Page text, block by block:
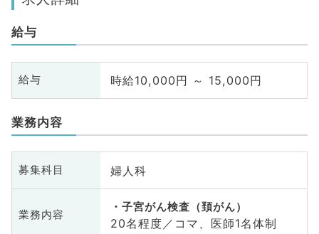
給与
給与 時給10,000円 ～ 15,000円
業務内容
募集科目 婦人科
業務内容
子宮がん検査（頚がん）
20名程度／コマ、医師1名体制